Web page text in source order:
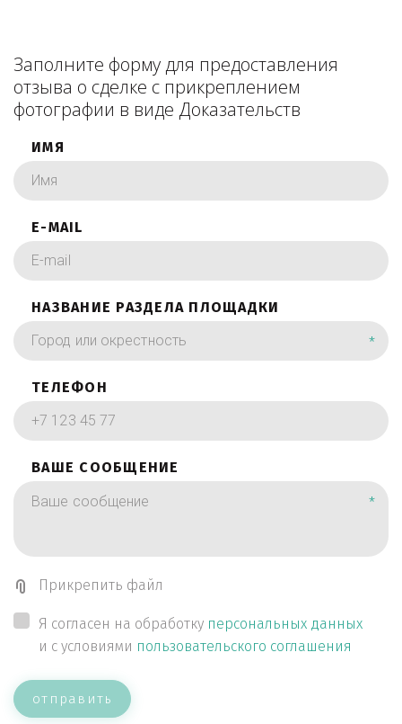
Заполните форму для предоставления
отзыва о сделке с прикреплением
фотографии в виде Доказательств
ИМЯ
E-MAIL
НАЗВАНИЕ РАЗДЕЛА ПЛОЩАДКИ
*
ТЕЛЕФОН
ВАШЕ СООБЩЕНИЕ
*
Прикрепить файл
Я согласен на обработку персональных данных
и с условиями пользовательского соглашения
отправить